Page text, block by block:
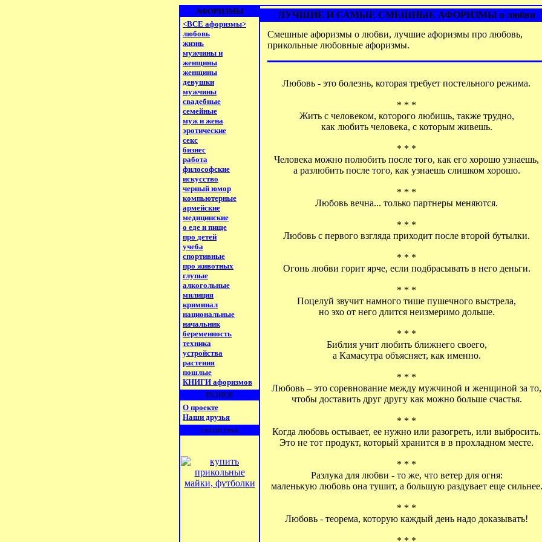
АФОРИЗМЫ
<ВСЕ афоризмы>
любовь
жизнь
мужчины и
женщины
женщины
девушки
мужчины
свадебные
семейные
муж и жена
эротические
секс
бизнес
работа
философские
искусство
черный юмор
компьютерные
армейские
медицинские
о еде и пище
про детей
учеба
спортивные
про животных
глупые
алкогольные
милиция
криминал
национальные
начальник
беременность
техника
устройства
растения
пошлые
КНИГИ афоризмов
РАЗНОЕ
О проекте
Наши друзья
статистика
ЛУЧШИЕ И САМЫЕ СМЕШНЫЕ АФОРИЗМЫ о любви
Смешные афоризмы о любви, лучшие афоризмы про любовь,
прикольные любовные афоризмы.
Любовь - это болезнь, которая требует постельного режима.
* * *
Жить с человеком, которого любишь, также трудно,
как любить человека, с которым живешь.
* * *
Человека можно полюбить после того, как его хорошо узнаешь,
а разлюбить после того, как узнаешь слишком хорошо.
* * *
Любовь вечна... только партнеры меняются.
* * *
Любовь с первого взгляда приходит после второй бутылки.
* * *
Огонь любви горит ярче, если подбрасывать в него деньги.
* * *
Поцелуй звучит намного тише пушечного выстрела,
но эхо от него длится неизмеримо дольше.
* * *
Библия учит любить ближнего своего,
а Камасутра объясняет, как именно.
* * *
Любовь – это соревнование между мужчиной и женщиной за то,
чтобы доставить друг другу как можно больше счастья.
* * *
Когда любовь остывает, ее нужно или разогреть, или выбросить.
Это не тот продукт, который хранится в в прохладном месте.
* * *
Разлука для любви - то же, что ветер для огня:
маленькую любовь она тушит, а большую раздувает еще сильнее.
* * *
Любовь - теорема, которую каждый день надо доказывать!